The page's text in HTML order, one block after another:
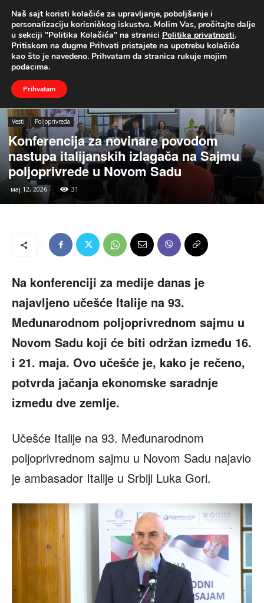
UŽIVO
Naslovna Vesti Poljoprivreda
Vesti Poljoprivreda
Konferencija za novinare povodom
nastupa italijanskih izlagača na Sajmu
poljoprivrede u Novom Sadu
мај 12, 2026 31
Na konferenciji za medije danas je
najavljeno učešće Italije na 93.
Međunarodnom poljoprivrednom sajmu u
Novom Sadu koji će biti održan između 16.
i 21. maja. Ovo učešće je, kako je rečeno,
potvrda jačanja ekonomske saradnje
između dve zemlje.
Učešće Italije na 93. Međunarodnom
poljoprivrednom sajmu u Novom Sadu najavio
je ambasador Italije u Srbiji Luka Gori.
Naš sajt koristi kolačiće za upravljanje, poboljšanje i
personalizaciju korisničkog iskustva. Molim Vas, pročitajte dalje
u sekciji "Politika Kolačića" na stranici Politika privatnosti.
Pritiskom na dugme Prihvati pristajete na upotrebu kolačića
kao što je navedeno. Prihvatam da stranica rukuje mojim
podacima.
Prihvatam